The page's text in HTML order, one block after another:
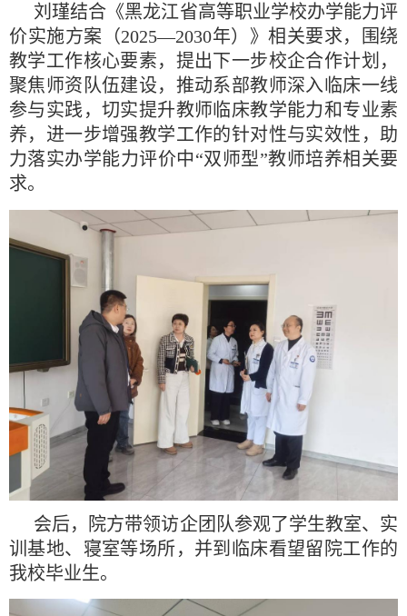
刘瑾结合《黑龙江省高等职业学校办学能力评
价实施方案（2025—2030年）》相关要求，围绕
教学工作核心要素，提出下一步校企合作计划，
聚焦师资队伍建设，推动系部教师深入临床一线
参与实践，切实提升教师临床教学能力和专业素
养，进一步增强教学工作的针对性与实效性，助
力落实办学能力评价中“双师型”教师培养相关要
求。
会后，院方带领访企团队参观了学生教室、实
训基地、寝室等场所，并到临床看望留院工作的
我校毕业生。